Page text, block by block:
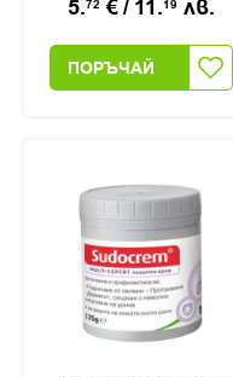
5.72 €/ 11.19 лв.
ПОРЪЧАЙ